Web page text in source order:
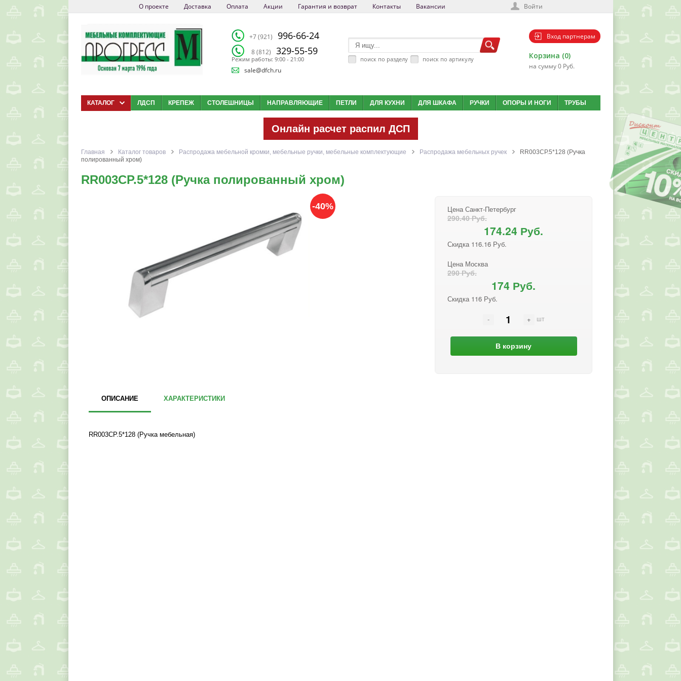
О проекте Доставка Оплата Акции Гарантия и возврат Контакты Вакансии Войти
+7 (921) 996-66-24
8 (812) 329-55-59
Режим работы: 9:00 - 21:00
sale@dfch.ru
поиск по разделу поиск по артикулу
Вход партнерам
Корзина (0)
на сумму 0 Руб.
КАТАЛОГ ЛДСП КРЕПЕЖ СТОЛЕШНИЦЫ НАПРАВЛЯЮЩИЕ ПЕТЛИ ДЛЯ КУХНИ ДЛЯ ШКАФА РУЧКИ ОПОРЫ И НОГИ ТРУБЫ
Онлайн расчет распил ДСП
Главная Каталог товаров Распродажа мебельной кромки, мебельные ручки, мебельные комплектующие Распродажа мебельных ручек
RR003CP.5*128 (Ручка
полированный хром)
RR003CP.5*128 (Ручка полированный хром)
-40% Цена Санкт-Петербург
290.40 Руб.
174.24 Руб.
Скидка 116.16 Руб.
Цена Москва
290 Руб.
174 Руб.
Скидка 116 Руб.
шт
В корзину
ОПИСАНИЕ ХАРАКТЕРИСТИКИ
RR003CP.5*128 (Ручка мебельная)